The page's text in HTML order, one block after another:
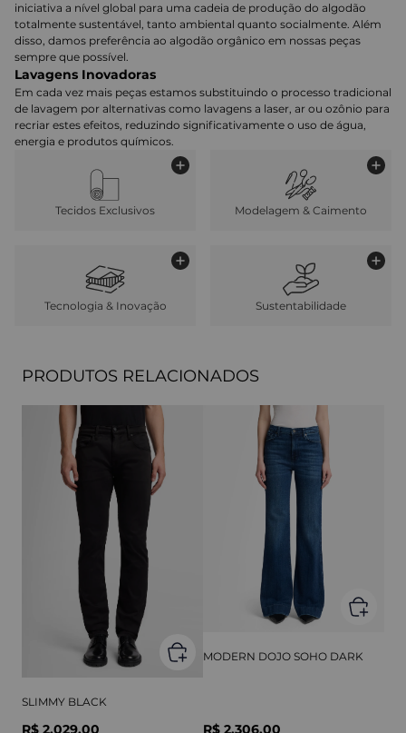
iniciativa a nível global para uma cadeia de produção do algodão
totalmente sustentável, tanto ambiental quanto socialmente. Além
disso, damos preferência ao algodão orgânico em nossas peças
sempre que possível.
Lavagens Inovadoras
Em cada vez mais peças estamos substituindo o processo tradicional
de lavagem por alternativas como lavagens a laser, ar ou ozônio para
recriar estes efeitos, reduzindo significativamente o uso de água,
energia e produtos químicos.
Tecidos Exclusivos Modelagem & Caimento
Tecnologia & Inovação Sustentabilidade
PRODUTOS RELACIONADOS
SLIMMY BLACK
R$ 2.029,00
MODERN DOJO SOHO DARK
R$ 2.306,00